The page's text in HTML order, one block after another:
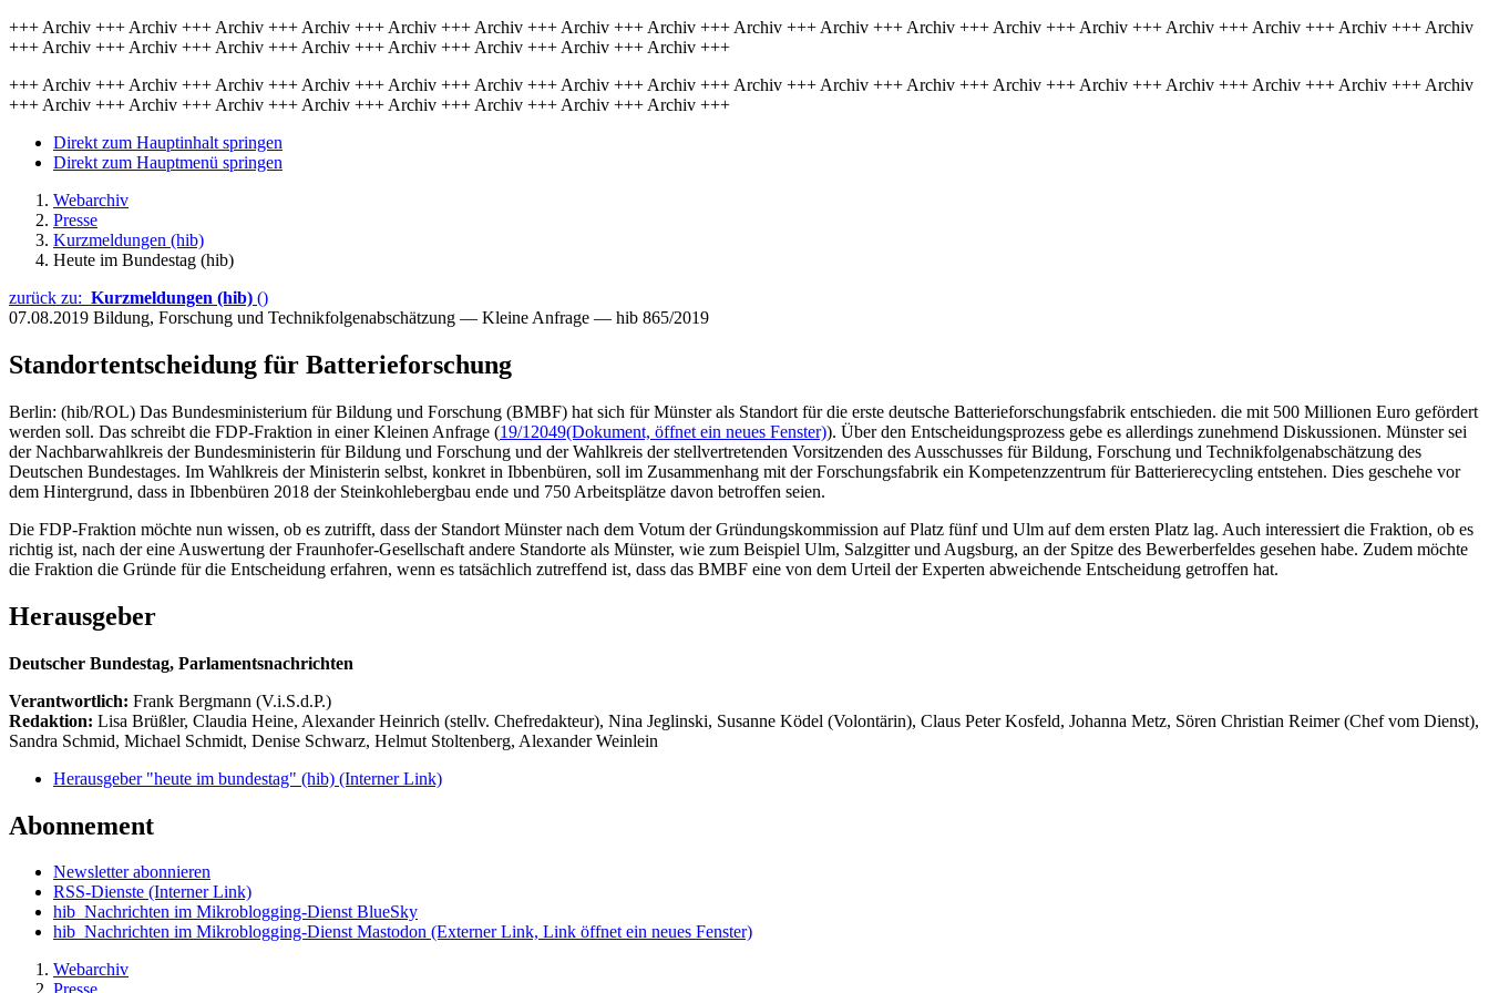
+++ Archiv +++ Archiv +++ Archiv +++ Archiv +++ Archiv +++ Archiv +++ Archiv +++ Archiv +++ Archiv +++ Archiv +++ Archiv +++ Archiv +++ Archiv +++ Archiv +++ Archiv +++ Archiv +++ Archiv
+++ Archiv +++ Archiv +++ Archiv +++ Archiv +++ Archiv +++ Archiv +++ Archiv +++ Archiv +++
+++ Archiv +++ Archiv +++ Archiv +++ Archiv +++ Archiv +++ Archiv +++ Archiv +++ Archiv +++ Archiv +++ Archiv +++ Archiv +++ Archiv +++ Archiv +++ Archiv +++ Archiv +++ Archiv +++ Archiv
+++ Archiv +++ Archiv +++ Archiv +++ Archiv +++ Archiv +++ Archiv +++ Archiv +++ Archiv +++
Direkt zum Hauptinhalt springen
Direkt zum Hauptmenü springen
Webarchiv
Presse
Kurzmeldungen (hib)
Heute im Bundestag (hib)
zurück zu: Kurzmeldungen (hib) ()
07.08.2019 Bildung, Forschung und Technikfolgenabschätzung — Kleine Anfrage — hib 865/2019
Standortentscheidung für Batterieforschung
Berlin: (hib/ROL) Das Bundesministerium für Bildung und Forschung (BMBF) hat sich für Münster als Standort für die erste deutsche Batterieforschungsfabrik entschieden. die mit 500 Millionen Euro gefördert
werden soll. Das schreibt die FDP-Fraktion in einer Kleinen Anfrage (19/12049(Dokument, öffnet ein neues Fenster)). Über den Entscheidungsprozess gebe es allerdings zunehmend Diskussionen. Münster sei
der Nachbarwahlkreis der Bundesministerin für Bildung und Forschung und der Wahlkreis der stellvertretenden Vorsitzenden des Ausschusses für Bildung, Forschung und Technikfolgenabschätzung des
Deutschen Bundestages. Im Wahlkreis der Ministerin selbst, konkret in Ibbenbüren, soll im Zusammenhang mit der Forschungsfabrik ein Kompetenzzentrum für Batterierecycling entstehen. Dies geschehe vor
dem Hintergrund, dass in Ibbenbüren 2018 der Steinkohlebergbau ende und 750 Arbeitsplätze davon betroffen seien.
Die FDP-Fraktion möchte nun wissen, ob es zutrifft, dass der Standort Münster nach dem Votum der Gründungskommission auf Platz fünf und Ulm auf dem ersten Platz lag. Auch interessiert die Fraktion, ob es
richtig ist, nach der eine Auswertung der Fraunhofer-Gesellschaft andere Standorte als Münster, wie zum Beispiel Ulm, Salzgitter und Augsburg, an der Spitze des Bewerberfeldes gesehen habe. Zudem möchte
die Fraktion die Gründe für die Entscheidung erfahren, wenn es tatsächlich zutreffend ist, dass das BMBF eine von dem Urteil der Experten abweichende Entscheidung getroffen hat.
Herausgeber
Deutscher Bundestag, Parlamentsnachrichten
Verantwortlich: Frank Bergmann (V.i.S.d.P.)
Redaktion: Lisa Brüßler, Claudia Heine, Alexander Heinrich (stellv. Chefredakteur), Nina Jeglinski, Susanne Ködel (Volontärin), Claus Peter Kosfeld, Johanna Metz, Sören Christian Reimer (Chef vom Dienst),
Sandra Schmid, Michael Schmidt, Denise Schwarz, Helmut Stoltenberg, Alexander Weinlein
Herausgeber "heute im bundestag" (hib) (Interner Link)
Abonnement
Newsletter abonnieren
RSS-Dienste (Interner Link)
hib_Nachrichten im Mikroblogging-Dienst BlueSky
hib_Nachrichten im Mikroblogging-Dienst Mastodon (Externer Link, Link öffnet ein neues Fenster)
Webarchiv